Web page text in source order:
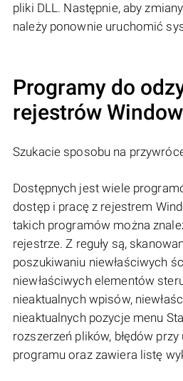
pliki DLL. Następnie, aby
należy ponownie uruchomić
Programy do
rejestrów
Szukacie sposobu na
Dostępnych jest wiele
dostęp i pracę z rejestrem
takich programów można
rejestrze. Z reguły są,
poszukiwaniu niewłaściwych
niewłaściwych elementów
nieaktualnych wpisów,
nieaktualnych pozycje menu
rozszerzeń plików, błędów
programu oraz zawiera listę